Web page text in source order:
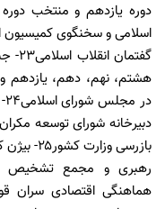
دوره یازدهم و منتخب
اسلامی و سخنگوی
هشتم، نهم، دهم، یازدهم
دبیرخانه شورای توسعه
بازرسی
رهبری و مجمع تشخیص